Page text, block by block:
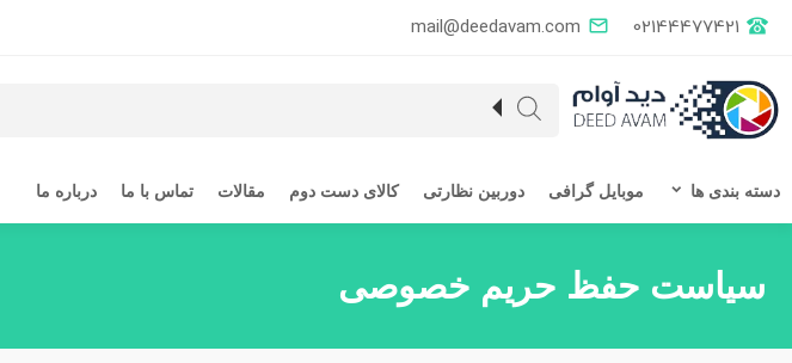
mail@deedavam.com 02144477421
دسته بندی ها موبایل گرافی دوربین نظارتی کالای دست دوم مقالات تماس با ما درباره ما
سیاست حفظ حریم خصوصی